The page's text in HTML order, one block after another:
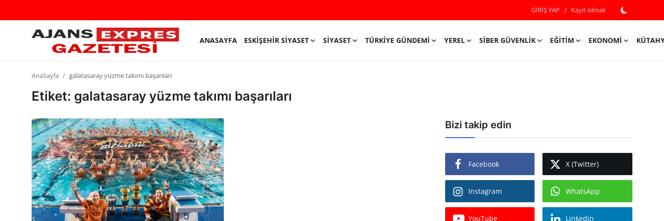
GİRİŞ YAP / Kayıt olmak
ANASAYFA ESKIŞEHIR SIYASET SIYASET TÜRKIYE GÜNDEMI YEREL SIBER GÜVENLIK EĞITIM EKONOMI
GİRİŞ
Kayıt
AnaSayfa
Siyaset
Türkiye Gündemi
Siber Güvenlik
AnaSayfa galatasaray yüzme takımı başarıları
Etiket: galatasaray yüzme takımı başarıları
Bizi takip edin
Facebook X (Twitter)
Instagram WhatsApp
YouTube Linkedin